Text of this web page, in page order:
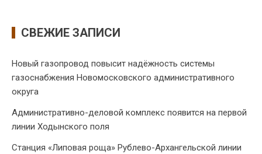
СВЕЖИЕ ЗАПИСИ
Новый газопровод повысит надёжность системы
газоснабжения Новомосковского административного
округа
Административно-деловой комплекс появится на первой
линии Ходынского поля
Станция «Липовая роща» Рублево-Архангельской линии